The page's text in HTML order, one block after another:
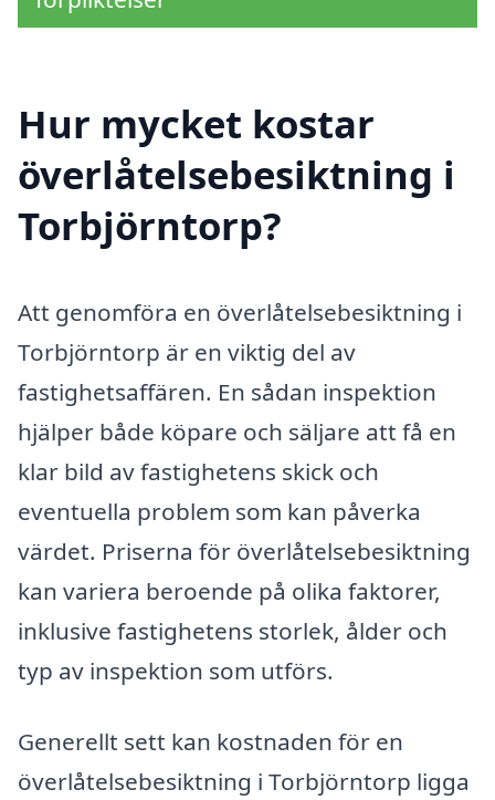
Hur mycket kostar
överlåtelsebesiktning i
Torbjörntorp?
Att genomföra en överlåtelsebesiktning i
Torbjörntorp är en viktig del av
fastighetsaffären. En sådan inspektion
hjälper både köpare och säljare att få en
klar bild av fastighetens skick och
eventuella problem som kan påverka
värdet. Priserna för överlåtelsebesiktning
kan variera beroende på olika faktorer,
inklusive fastighetens storlek, ålder och
typ av inspektion som utförs.
Generellt sett kan kostnaden för en
överlåtelsebesiktning i Torbjörntorp ligga